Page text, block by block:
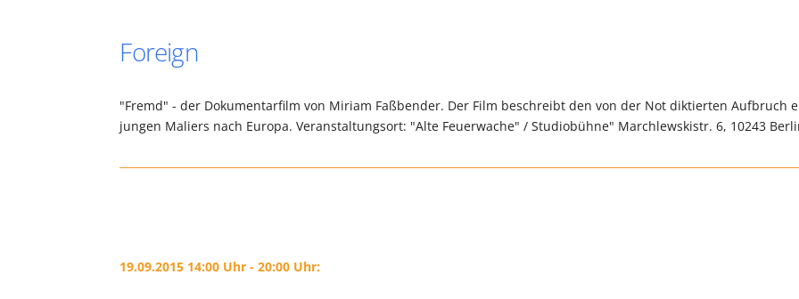
Foreign
"Fremd" - der Dokumentarfilm von Miriam Faßbender. Der Film beschreibt den von der Not diktierten Aufbruch
jungen Maliers nach Europa. Veranstaltungsort: "Alte Feuerwache" / Studiobühne" Marchlewskistr. 6, 10243
19.09.2015 14:00 Uhr - 20:00 Uhr: